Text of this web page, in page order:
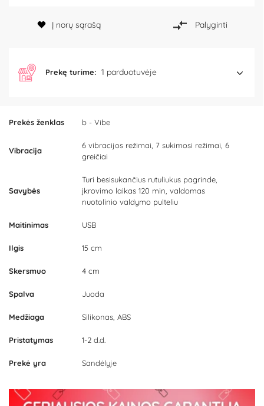
Prekės ženklas b - Vibe
Vibracija
6 vibracijos režimai, 7 sukimosi režimai, 6
greičiai
Savybės
Turi besisukančius rutuliukus pagrinde,
įkrovimo laikas 120 min, valdomas
nuotolinio valdymo pulteliu
Maitinimas USB
Ilgis 15 cm
Skersmuo 4 cm
Spalva Juoda
Medžiaga Silikonas, ABS
Pristatymas 1-2 d.d.
Prekė yra Sandėlyje
Į norų sąrašą Palyginti
Prekę turime: 1 parduotuvėje